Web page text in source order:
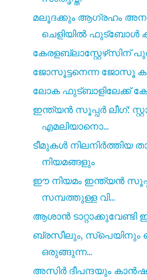
മലൂദക്കും ആഗ്രഹം
ചെളിയിൽ ഫുട്‍ബോൾ
കേരളബ്ലാസ്റ്റേഴ്‌സിന്
ജോസൂട്ടനെന്ന ജോസൂ
ലോക ഫുട്ബാളിലേക്ക്
ഇന്ത്യൻ സൂപ്പർ ലീഗ്:
എമലിയാനൊ...
ടീമുകൾ നിലനിർത്തിയ
നിയമങ്ങളും
ഈ നിയമം ഇന്ത്യൻ
സമ്പത്തുള്ള വി...
ആശാൻ
ബ്രസീലും, സ്പെയിനും
ഒരുങ്ങുന്ന...
അസിർ ദീപന്ദയും